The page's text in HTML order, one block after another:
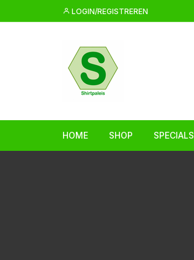
naar
LOGIN/REGISTREREN
HOME SHOP SPECIALS